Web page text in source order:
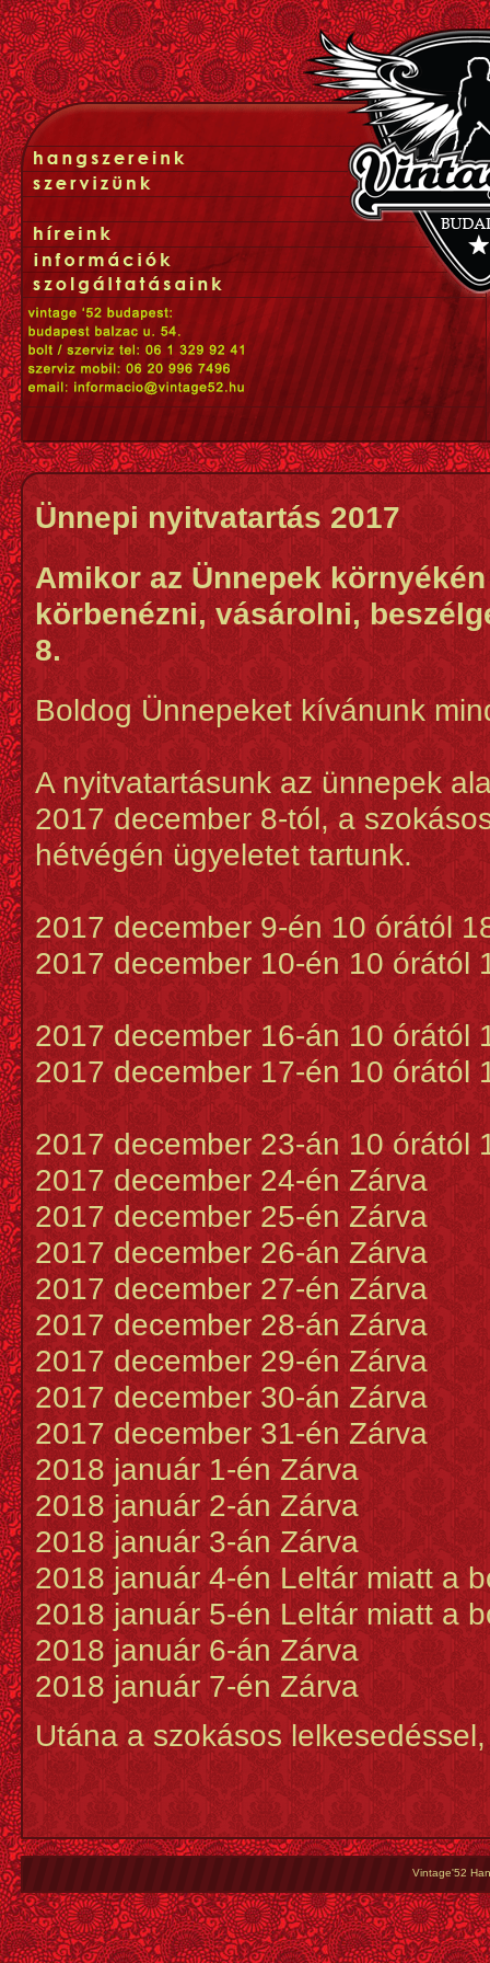
Ünnepi nyitvatartás 2017
Amikor az Ünnepek
körbenézni, vásárolni,
8.
Boldog Ünnepeket kívánunk
A nyitvatartásunk az ünnepek
2017 december 8-tól, a
hétvégén ügyeletet tartunk.
2017 december 9-én 10 órától
2017 december 10-én 10 órától
2017 december 16-án 10 órától
2017 december 17-én 10 órától
2017 december 23-án 10 órától
2017 december 24-én Zárva
2017 december 25-én Zárva
2017 december 26-án Zárva
2017 december 27-én Zárva
2017 december 28-án Zárva
2017 december 29-én Zárva
2017 december 30-án Zárva
2017 december 31-én Zárva
2018 január 1-én Zárva
2018 január 2-án Zárva
2018 január 3-án Zárva
2018 január 4-én Leltár miatt a
2018 január 5-én Leltár miatt a
2018 január 6-án Zárva
2018 január 7-én Zárva
Utána a szokásos
Vintage'52